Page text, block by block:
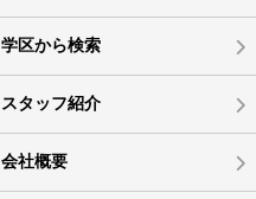
学区から検索
スタッフ紹介
会社概要